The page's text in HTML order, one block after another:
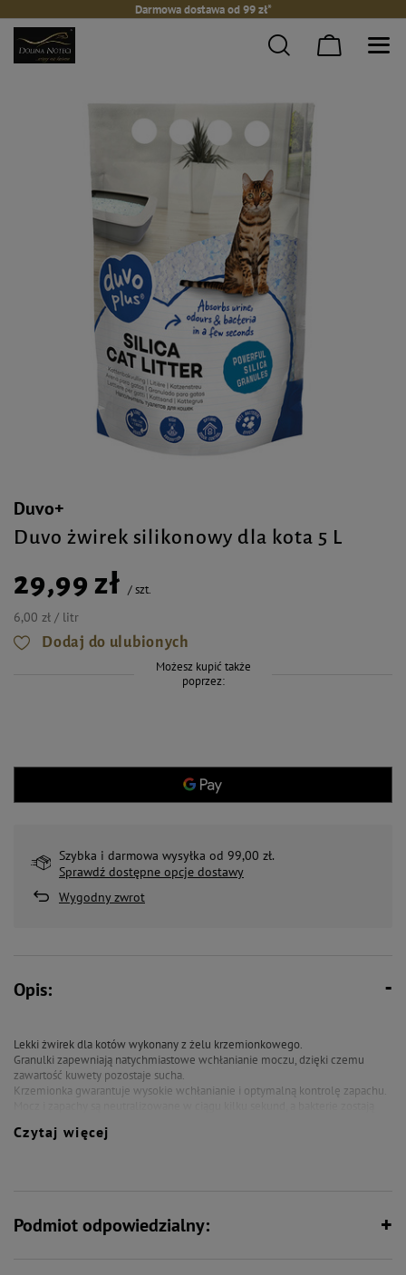
Darmowa dostawa od 99 zł*
Duvo+
Duvo żwirek silikonowy dla kota 5 L
29,99 zł /szt.
6,00 zł / litr
Dodaj do ulubionych
Możesz kupić także
poprzez:
Szybka i darmowa wysyłka od 99,00 zł.
Sprawdź dostępne opcje dostawy
Wygodny zwrot
Opis:
Lekki żwirek dla kotów wykonany z żelu krzemionkowego.
Granulki zapewniają natychmiastowe wchłanianie moczu, dzięki czemu
zawartość kuwety pozostaje sucha.
Krzemionka gwarantuje wysokie wchłanianie i optymalną kontrolę zapachu.
Granulki są wyjątkowo drobne i miękkie, dzięki czemu są bardzo delikatne
Czytaj więcej
Podmiot odpowiedzialny: